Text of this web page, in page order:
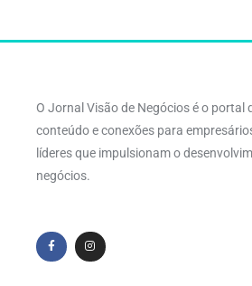
O Jornal Visão de Negócios é o portal
conteúdo e conexões para
líderes que impulsionam o
negócios.